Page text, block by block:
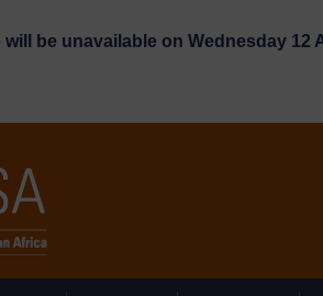
be unavailable on Wednesday 12